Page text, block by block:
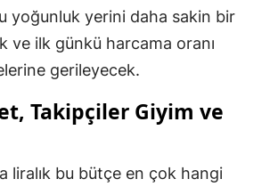
yoğunluk yerini daha sakin bir
ve ilk günkü harcama oranı
gerileyecek.
Takipçiler Giyim ve
liralık bu bütçe en çok hangi